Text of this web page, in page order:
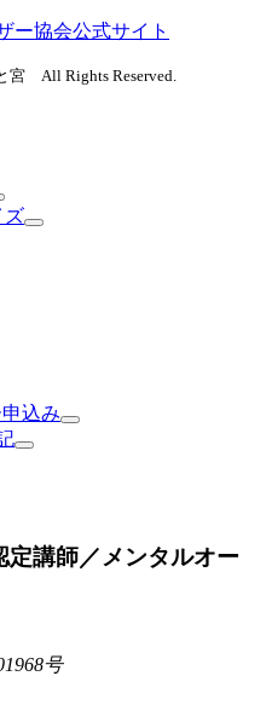
宮 All Rights Reserved.
ズ
込み
定講師／メンタルオー
号